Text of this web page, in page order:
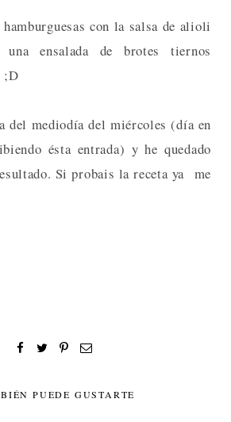
con la salsa de alioli
ensalada de brotes tiernos
;D
del mediodía del miércoles (día en
ésta entrada) y he quedado
Si probais la receta ya me
PUEDE GUSTARTE